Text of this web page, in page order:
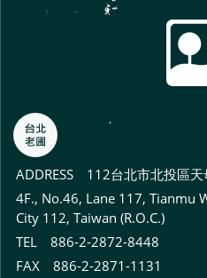
ADDRESS 112台北市北投區
4F., No.46, Lane 117, Tianmu
City 112, Taiwan (R.O.C.)
TEL 886-2-2872-8448
FAX 886-2-2871-1131